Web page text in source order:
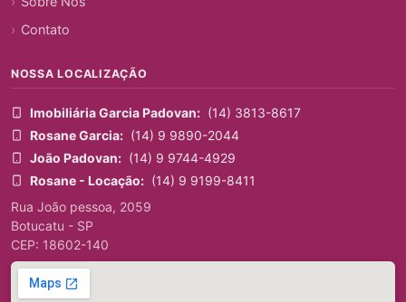
Contato
NOSSA LOCALIZAÇÃO
Imobiliária Garcia Padovan: (14) 3813-8617
Rosane Garcia: (14) 9 9890-2044
João Padovan: (14) 9 9744-4929
Rosane - Locação: (14) 9 9199-8411
Rua João pessoa, 2059
Botucatu - SP
CEP: 18602-140